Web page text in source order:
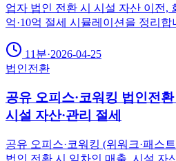
업자 법인 전환 시 시설 자산 이전,
억·10억 절세 시뮬레이션을 정리합
11분·2026-04-25
법인전환
공유 오피스·코워킹 법인전
시설 자산·관리 절세
공유 오피스·코워킹 (위워크·패스
법인 전환 시 임차인 매출, 시설 자